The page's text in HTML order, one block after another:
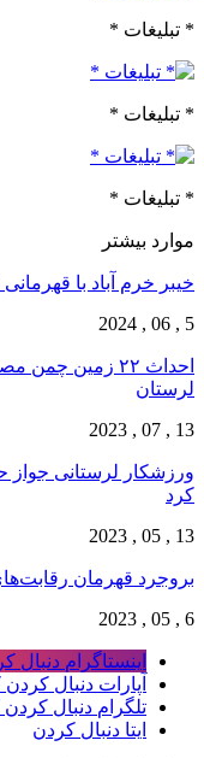
* تبلیغات *
* تبلیغات *
* تبلیغات *
موارد بیشتر
خیبر خرم آباد با
5 , 06 , 2024
احداث ۲۲ زمین
لرستان
13 , 07 , 2023
ورزشکار لرستانی
کرد
13 , 05 , 2023
بروجرد قهرمان
6 , 05 , 2023
اینستاگرام دنبال
آپارات دنبال کردن
تلگرام دنبال کردن
ایتا دنبال کردن